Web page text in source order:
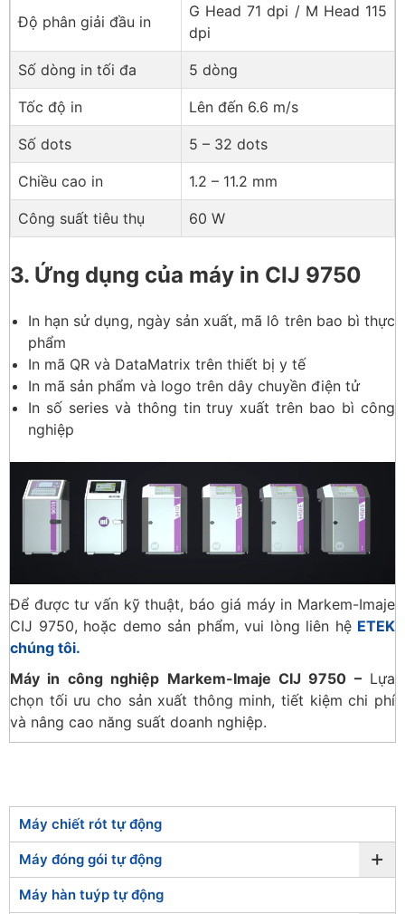
Độ phân giải đầu in
G Head 71 dpi / M Head 115
dpi
Số dòng in tối đa 5 dòng
Tốc độ in Lên đến 6.6 m/s
Số dots 5 – 32 dots
Chiều cao in 1.2 – 11.2 mm
Công suất tiêu thụ 60 W
3. Ứng dụng của máy in CIJ 9750
In hạn sử dụng, ngày sản xuất, mã lô trên bao bì thực
phẩm
In mã QR và DataMatrix trên thiết bị y tế
In mã sản phẩm và logo trên dây chuyền điện tử
In số series và thông tin truy xuất trên bao bì công
nghiệp
Để được tư vấn kỹ thuật, báo giá máy in Markem-Imaje
CIJ 9750, hoặc demo sản phẩm, vui lòng liên hệ ETEK
chúng tôi.
Máy in công nghiệp Markem-Imaje CIJ 9750 –Lựa
chọn tối ưu cho sản xuất thông minh, tiết kiệm chi phí
và nâng cao năng suất doanh nghiệp.
Máy chiết rót tự động
Máy đóng gói tự động +
Máy hàn tuýp tự động